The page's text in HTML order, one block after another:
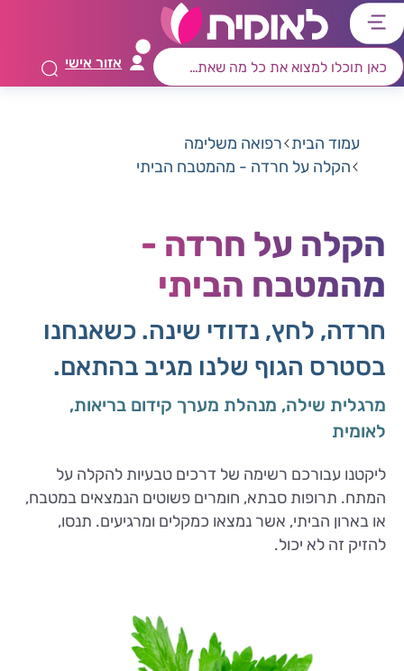
דלג
לתפריט
ראשי
דלג
לרכיב
חיפוש
דלג
לתוכן
מרכזי
דלג
לאזור
קישורים
אזור אישי
עמוד הבית רפואה משלימה
הקלה על חרדה - מהמטבח הביתי
הקלה על חרדה -
מהמטבח הביתי
חרדה, לחץ, נדודי שינה. כשאנחנו
בסטרס הגוף שלנו מגיב בהתאם.
מרגלית שילה, מנהלת מערך קידום בריאות,
לאומית
ליקטנו עבורכם רשימה של דרכים טבעיות להקלה על
המתח. תרופות סבתא, חומרים פשוטים הנמצאים במטבח,
או בארון הביתי, אשר נמצאו כמקלים ומרגיעים. תנסו,
להזיק זה לא יכול.